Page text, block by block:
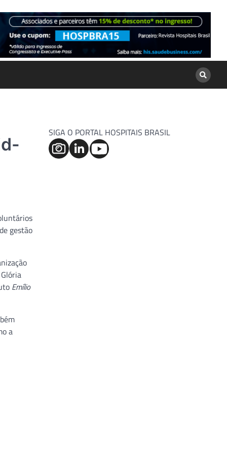
gestão
Emílio
a
SIGA O PORTAL HOSPITAIS BRASIL